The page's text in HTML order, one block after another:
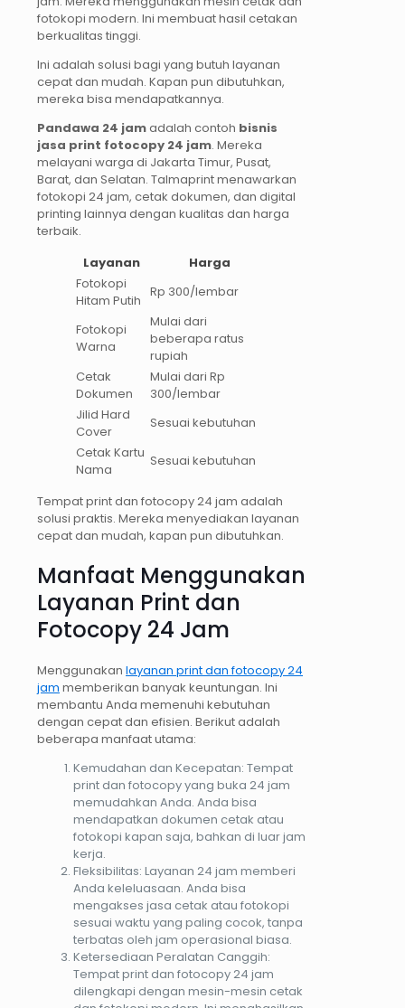
fotokopi modern. Ini membuat hasil cetakan
berkualitas tinggi.
Ini adalah solusi bagi yang butuh layanan
cepat dan mudah. Kapan pun dibutuhkan,
mereka bisa mendapatkannya.
Pandawa 24 jamadalah contoh bisnis
jasa print fotocopy 24 jam. Mereka
melayani warga di Jakarta Timur, Pusat,
Barat, dan Selatan. Talmaprint menawarkan
fotokopi 24 jam, cetak dokumen, dan digital
printing lainnya dengan kualitas dan harga
terbaik.
Layanan
Harga
Fotokopi
Hitam Putih
Rp 300/lembar
Fotokopi
Warna
Mulai dari
beberapa ratus
rupiah
Cetak
Dokumen
Mulai dari Rp
300/lembar
Jilid Hard
Cover
Sesuai kebutuhan
Cetak Kartu
Nama
Sesuai kebutuhan
Tempat print dan fotocopy 24 jam adalah
solusi praktis. Mereka menyediakan layanan
cepat dan mudah, kapan pun dibutuhkan.
Manfaat Menggunakan
Layanan Print dan
Fotocopy 24 Jam
Menggunakan layanan print dan fotocopy 24
jam memberikan banyak keuntungan. Ini
membantu Anda memenuhi kebutuhan
dengan cepat dan efisien. Berikut adalah
beberapa manfaat utama:
Kemudahan dan Kecepatan: Tempat
print dan fotocopy yang buka 24 jam
memudahkan Anda. Anda bisa
mendapatkan dokumen cetak atau
fotokopi kapan saja, bahkan di luar jam
kerja.
Fleksibilitas: Layanan 24 jam memberi
Anda keleluasaan. Anda bisa
mengakses jasa cetak atau fotokopi
sesuai waktu yang paling cocok, tanpa
terbatas oleh jam operasional biasa.
Ketersediaan Peralatan Canggih:
Tempat print dan fotocopy 24 jam
dilengkapi dengan mesin-mesin cetak